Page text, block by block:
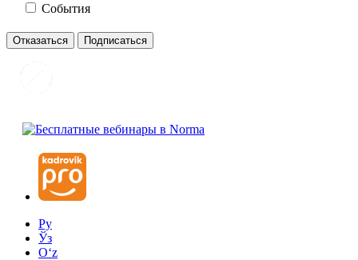
События
Отказаться Подписаться
Ру
Ўз
Oʻz